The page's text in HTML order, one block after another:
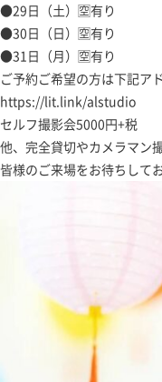
●29日（土）🈳有り
●30日（日）🈳有り
●31日（月）🈳有り
ご予約ご希望の方は下記ア
https://lit.link/alstudio
セルフ撮影会5000円+税
他、完全貸切やカメラマン
皆様のご来場をお待ちして